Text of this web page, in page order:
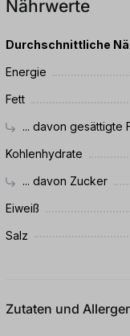
Nährwerte
Durchschnittliche
Energie
Fett
... davon gesättigte
Kohlenhydrate
... davon Zucker
Eiweiß
Salz
Zutaten und